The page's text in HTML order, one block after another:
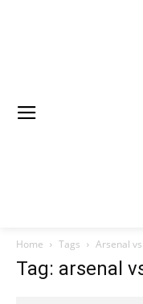
Home Tags Arsenal
Tag: arsenal